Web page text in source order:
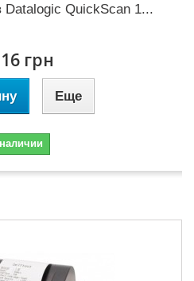
Datalogic QuickScan 1...
грн
Еще